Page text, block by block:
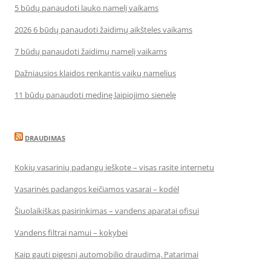
5 būdų panaudoti lauko namelį vaikams
2026 6 būdų panaudoti žaidimų aikšteles vaikams
7 būdų panaudoti žaidimų namelį vaikams
Dažniausios klaidos renkantis vaikų namelius
11 būdų panaudoti medinę laipiojimo sienelę
DRAUDIMAS
Kokių vasarinių padangų ieškote – visas rasite internetu
Vasarinės padangos keičiamos vasarai – kodėl
Šiuolaikiškas pasirinkimas – vandens aparatai ofisui
Vandens filtrai namui – kokybei
Kaip gauti pigesnį automobilio draudimą. Patarimai